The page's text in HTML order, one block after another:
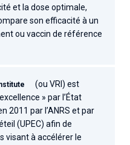
et la dose optimale,
son efficacité à un
ou vaccin de référence
(ou VRI) est
» par l’État
2011 par l’ANRS et par
(UPEC) afin de
visant à accélérer le